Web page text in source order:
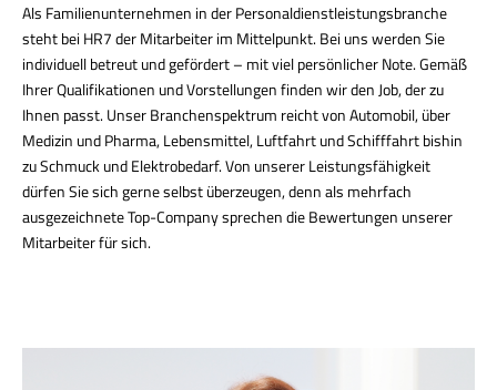
Als Familienunternehmen in der Personaldienstleistungsbranche
steht bei HR7 der Mitarbeiter im Mittelpunkt. Bei uns werden Sie
individuell betreut und gefördert – mit viel persönlicher Note. Gemäß
Ihrer Qualifikationen und Vorstellungen finden wir den Job, der zu
Ihnen passt. Unser Branchenspektrum reicht von Automobil, über
Medizin und Pharma, Lebensmittel, Luftfahrt und Schifffahrt bishin
zu Schmuck und Elektrobedarf. Von unserer Leistungsfähigkeit
dürfen Sie sich gerne selbst überzeugen, denn als mehrfach
ausgezeichnete Top-Company sprechen die Bewertungen unserer
Mitarbeiter für sich.